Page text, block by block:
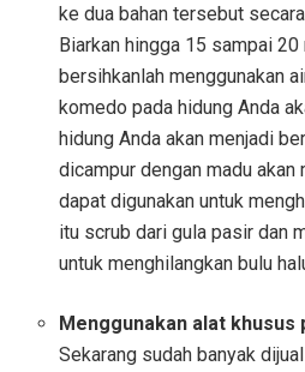
ke dua bahan tersebut
Biarkan hingga 15 sampai
bersihkanlah menggunakan
komedo pada hidung Anda
hidung Anda akan menjadi
dicampur dengan madu
dapat digunakan untuk
itu scrub dari gula pasir dan
untuk menghilangkan bulu
Menggunakan alat khusus
Sekarang sudah banyak